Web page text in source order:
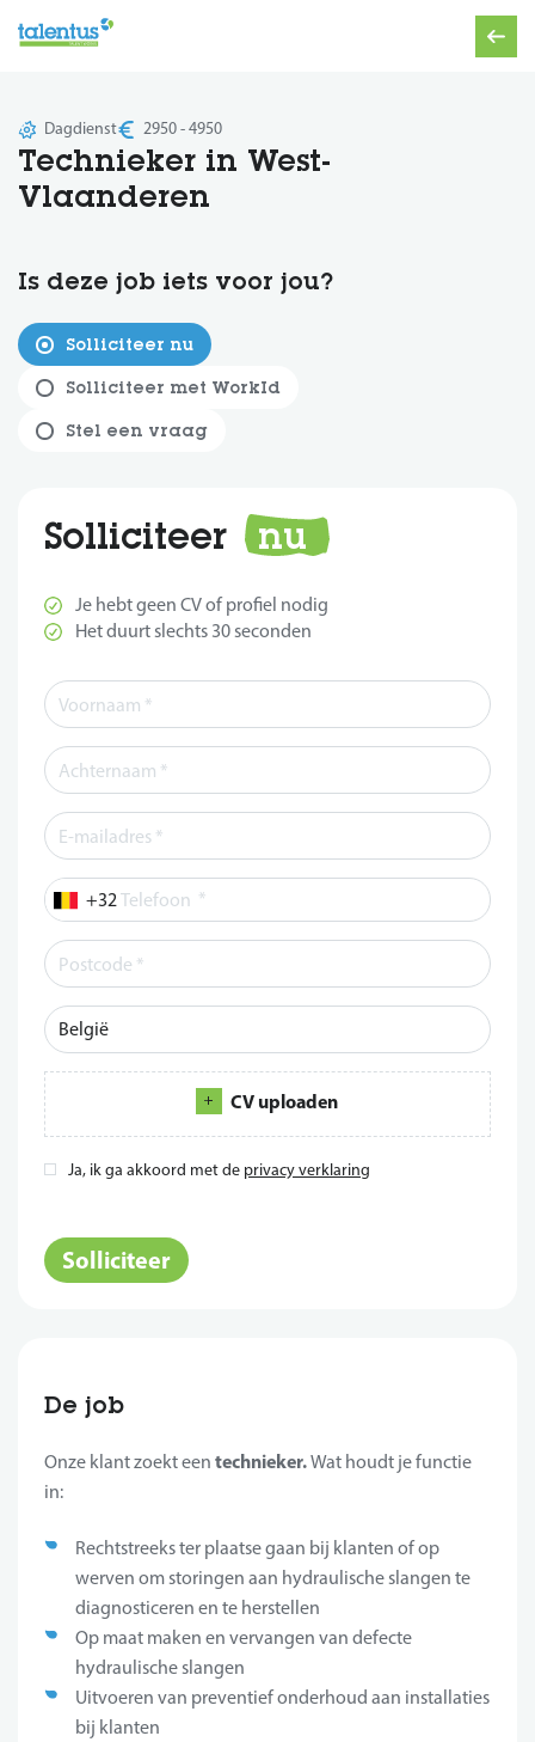
Technieker in West-
Vlaanderen
Dagdienst 2950 - 4950
Is deze job iets voor jou?
Solliciteer nu
Solliciteer met WorkId
Stel een vraag
Solliciteer nu
Je hebt geen CV of profiel nodig
Het duurt slechts 30 seconden
Telefoon *
CV uploaden
Ja, ik ga akkoord met de privacy verklaring
Solliciteer
De job
Onze klant zoekt een technieker.Wat houdt je functie
in:
Rechtstreeks ter plaatse gaan bij klanten of op
werven om storingen aan hydraulische slangen te
diagnosticeren en te herstellen
Op maat maken en vervangen van defecte
hydraulische slangen
Uitvoeren van preventief onderhoud aan installaties
bij klanten